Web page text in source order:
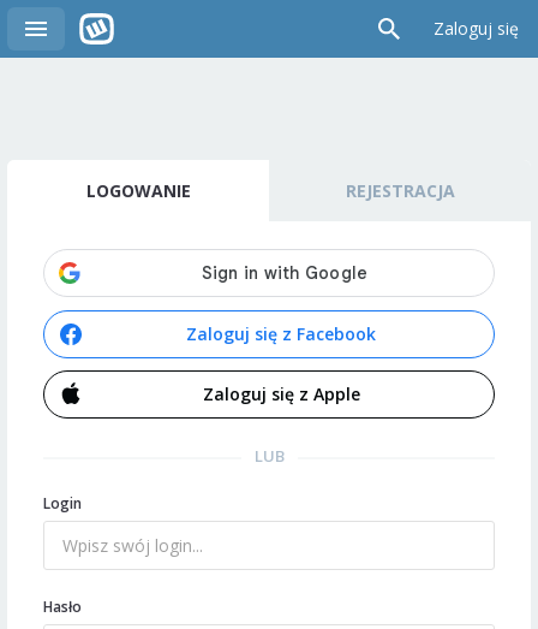
Zaloguj się
LOGOWANIE REJESTRACJA
Zaloguj się z Facebook
Zaloguj się z Apple
LUB
Login
Hasło